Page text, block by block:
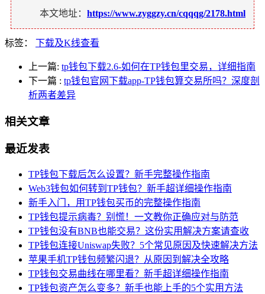
本文地址： https://www.zyggzy.cn/cqqqg/2178.html
标签： 下载及K线查看
上一篇: tp钱包下载2.6-如何在TP钱包里交易，详细指南
下一篇 : tp钱包官网下载app-TP钱包算交易所吗？深度剖
析两者差异
相关文章
最近发表
TP钱包下载后怎么设置？新手完整操作指南
Web3钱包如何转到TP钱包？新手超详细操作指南
新手入门，用TP钱包买币的完整操作指南
TP钱包提示病毒？别慌！一文教你正确应对与防范
TP钱包没有BNB也能交易？这份实用解决方案请查收
TP钱包连接Uniswap失败？5个常见原因及快速解决方法
苹果手机TP钱包频繁闪退？从原因到解决全攻略
TP钱包交易曲线在哪里看？新手超详细操作指南
TP钱包资产怎么变多？新手也能上手的5个实用方法